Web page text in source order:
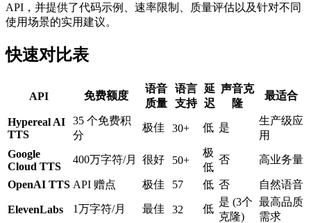
API，并提供了代码示例、速率限制、质量评估以及针对不同
使用场景的实用建议。
快速对比表
API 免费额度
语音
质量
语言
支持
延
迟
声音克
隆
最适合
Hypereal AI
TTS
35 个免费积
分
极佳 30+ 低 是
生产级应
用
Google
Cloud TTS
400万字符/月 很好 50+
极
低
否 高业务量
OpenAI TTS API 赠点 极佳 57 低 否 自然语音
ElevenLabs 1万字符/月 最佳 32 低
是 (3个
克隆)
最高品质
需求